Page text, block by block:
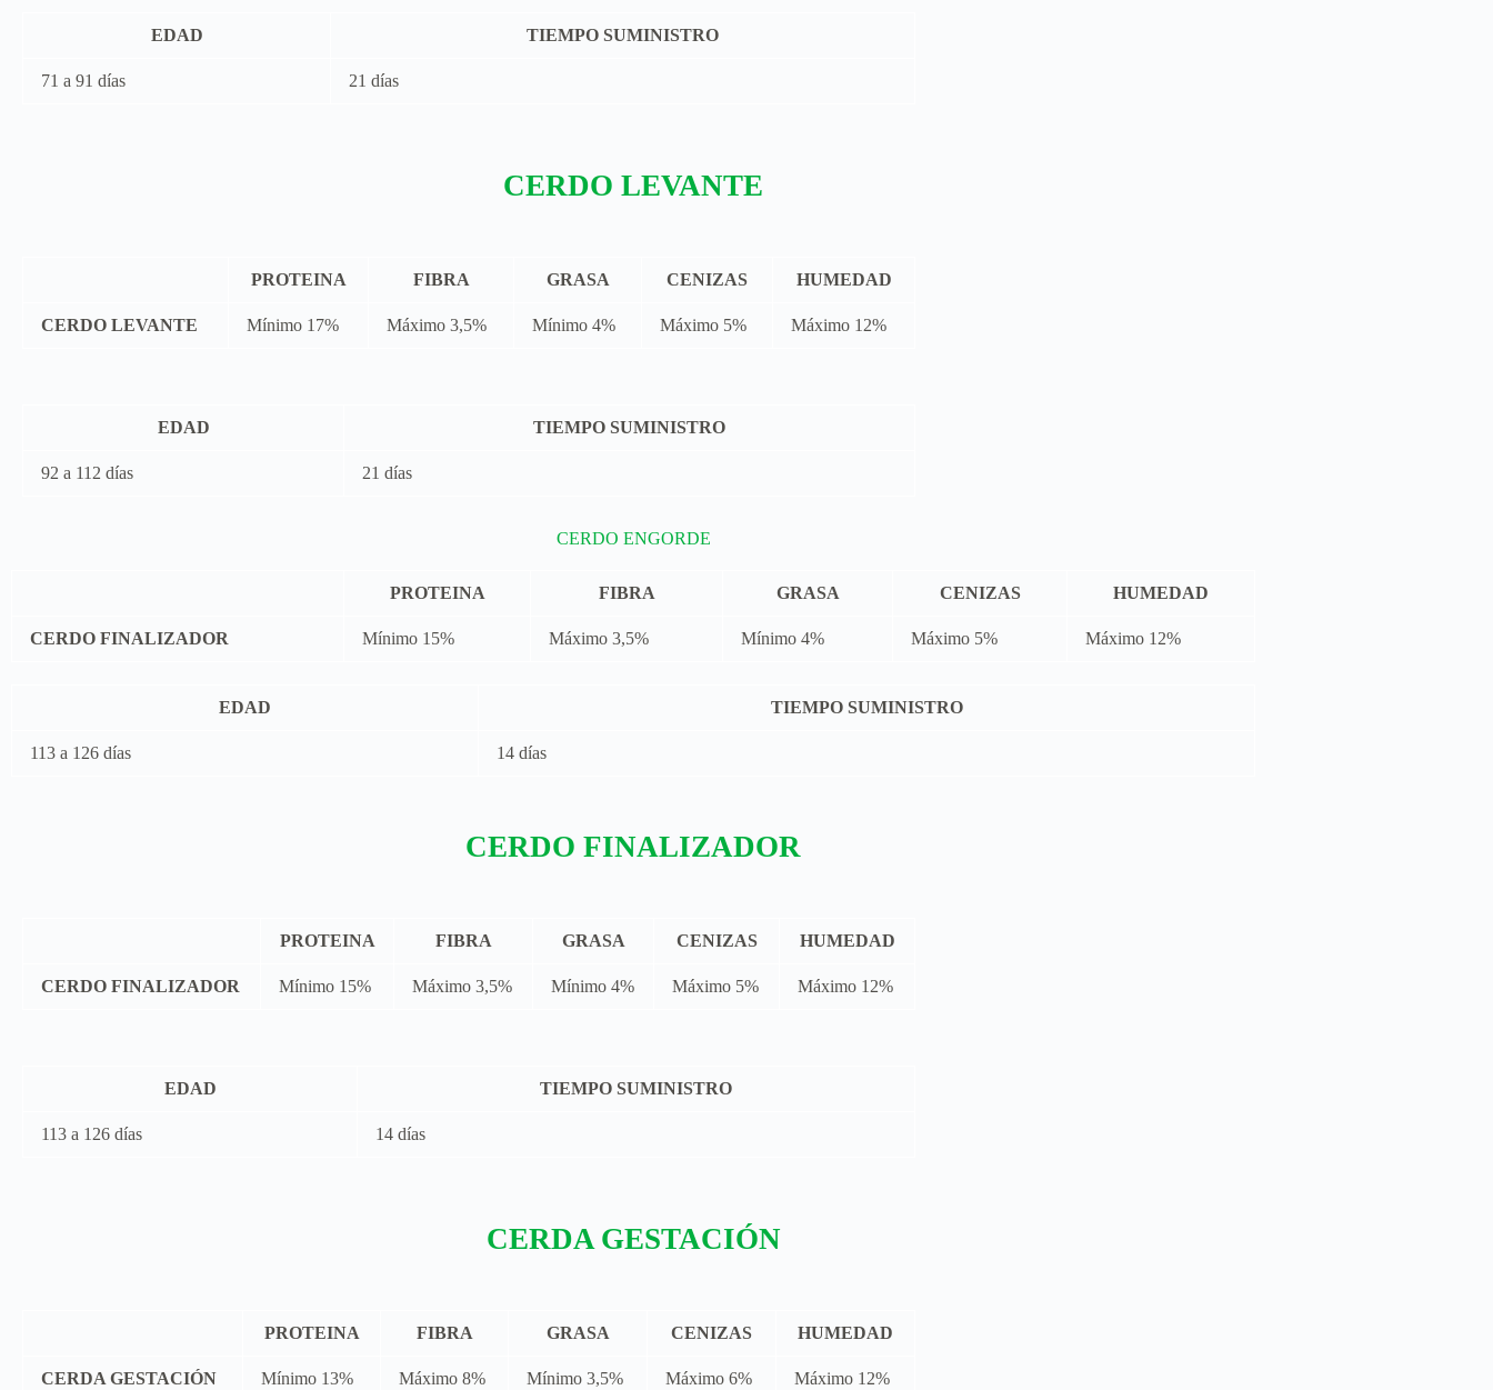
EDAD TIEMPO SUMINISTRO
71 a 91 días 21 días
CERDO LEVANTE
PROTEINA FIBRA GRASA CENIZAS HUMEDAD
CERDO LEVANTE Mínimo 17% Máximo 3,5% Mínimo 4% Máximo 5% Máximo 12%
EDAD TIEMPO SUMINISTRO
92 a 112 días 21 días
CERDO ENGORDE
PROTEINA FIBRA GRASA CENIZAS HUMEDAD
CERDO FINALIZADOR Mínimo 15% Máximo 3,5% Mínimo 4% Máximo 5% Máximo 12%
EDAD TIEMPO SUMINISTRO
113 a 126 días 14 días
CERDO FINALIZADOR
PROTEINA FIBRA GRASA CENIZAS HUMEDAD
CERDO FINALIZADOR Mínimo 15% Máximo 3,5% Mínimo 4% Máximo 5% Máximo 12%
EDAD TIEMPO SUMINISTRO
113 a 126 días 14 días
CERDA GESTACIÓN
PROTEINA FIBRA GRASA CENIZAS HUMEDAD
CERDA GESTACIÓN Mínimo 13% Máximo 8% Mínimo 3,5% Máximo 6% Máximo 12%